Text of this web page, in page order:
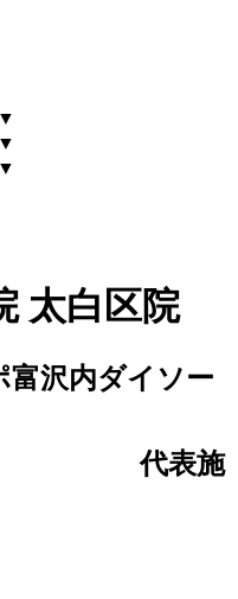
▼
▼
▼
太白区院
沢内ダイソー
代表施